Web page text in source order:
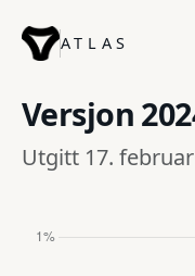
ATLAS
Versjon
Utgitt 17.